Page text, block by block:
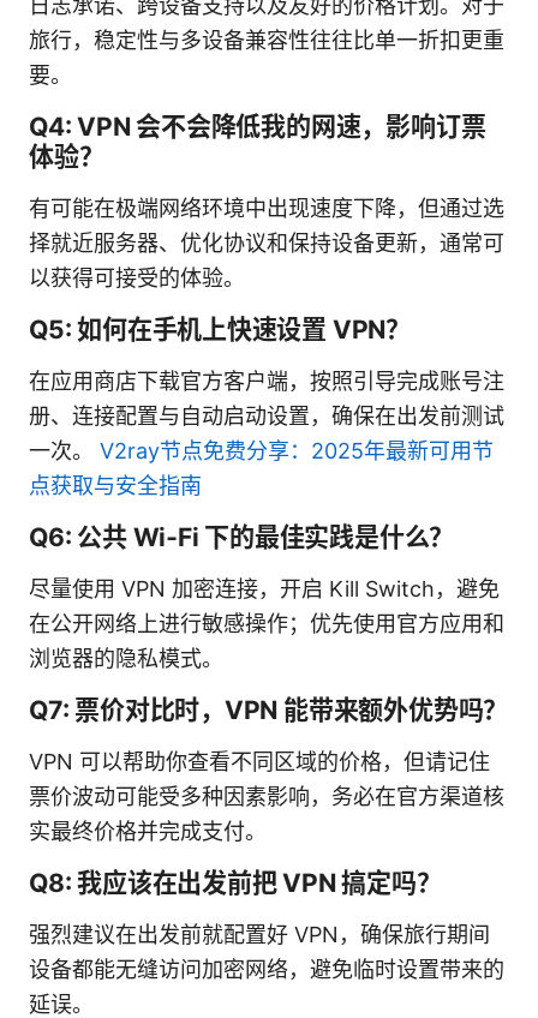
日志承诺、跨设备支持以及友好的价格计划。对于
旅行，稳定性与多设备兼容性往往比单一折扣更重
要。
Q4: VPN 会不会降低我的网速，影响订票
体验？
有可能在极端网络环境中出现速度下降，但通过选
择就近服务器、优化协议和保持设备更新，通常可
以获得可接受的体验。
Q5: 如何在手机上快速设置 VPN？
在应用商店下载官方客户端，按照引导完成账号注
册、连接配置与自动启动设置，确保在出发前测试
一次。 V2ray节点免费分享：2025年最新可用节
点获取与安全指南
Q6: 公共 Wi‑Fi 下的最佳实践是什么？
尽量使用 VPN 加密连接，开启 Kill Switch，避免
在公开网络上进行敏感操作；优先使用官方应用和
浏览器的隐私模式。
Q7: 票价对比时，VPN 能带来额外优势吗？
VPN 可以帮助你查看不同区域的价格，但请记住
票价波动可能受多种因素影响，务必在官方渠道核
实最终价格并完成支付。
Q8: 我应该在出发前把 VPN 搞定吗？
强烈建议在出发前就配置好 VPN，确保旅行期间
设备都能无缝访问加密网络，避免临时设置带来的
延误。